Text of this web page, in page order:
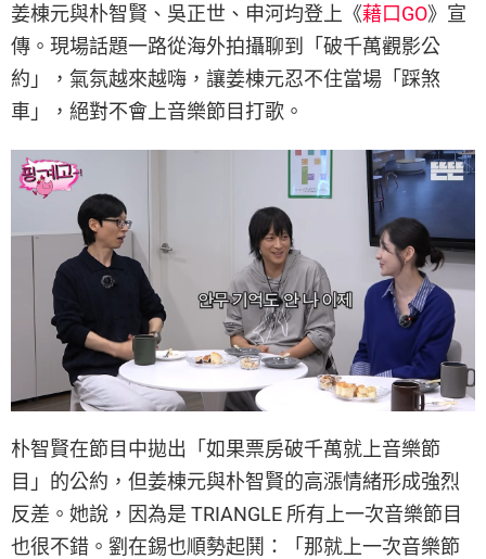
姜棟元與朴智賢、吳正世、申河均登上《藉口GO》宣
傳。現場話題一路從海外拍攝聊到「破千萬觀影公
約」，氣氛越來越嗨，讓姜棟元忍不住當場「踩煞
車」，絕對不會上音樂節目打歌。
朴智賢在節目中拋出「如果票房破千萬就上音樂節
目」的公約，但姜棟元與朴智賢的高漲情緒形成強烈
反差。她說，因為是 TRIANGLE 所有上一次音樂節目
也很不錯。劉在錫也順勢起鬨：「那就上一次音樂節